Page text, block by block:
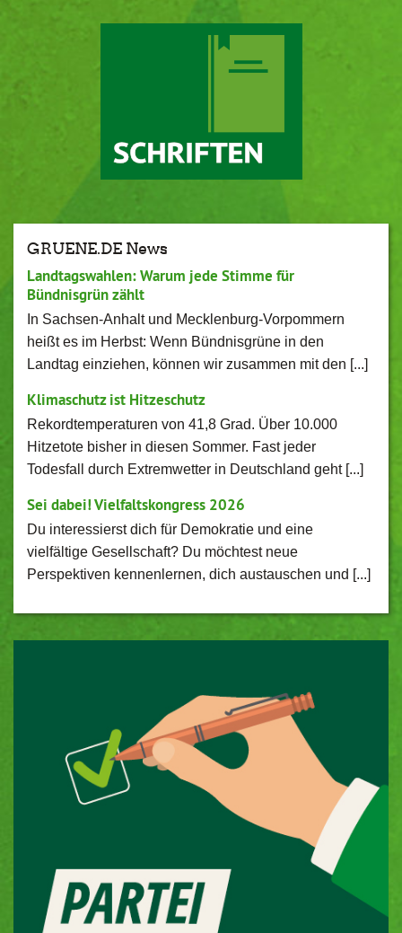
GRUENE.DE News
Landtagswahlen: Warum jede Stimme für
Bündnisgrün zählt
In Sachsen-Anhalt und Mecklenburg-Vorpommern
heißt es im Herbst: Wenn Bündnisgrüne in den
Landtag einziehen, können wir zusammen mit den [...]
Klimaschutz ist Hitzeschutz
Rekordtemperaturen von 41,8 Grad. Über 10.000
Hitzetote bisher in diesen Sommer. Fast jeder
Todesfall durch Extremwetter in Deutschland geht [...]
Sei dabei! Vielfaltskongress 2026
Du interessierst dich für Demokratie und eine
vielfältige Gesellschaft? Du möchtest neue
Perspektiven kennenlernen, dich austauschen und [...]